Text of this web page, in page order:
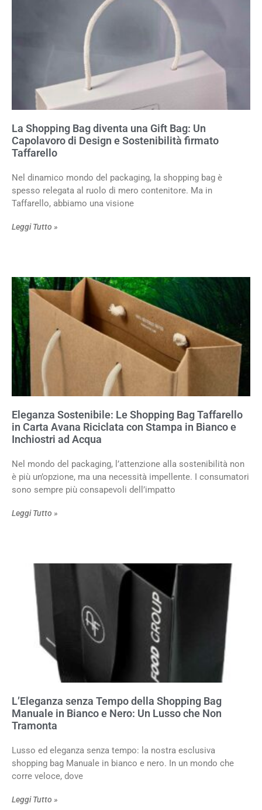
La Shopping Bag diventa una Gift Bag: Un
Capolavoro di Design e Sostenibilità firmato
Taffarello
Nel dinamico mondo del packaging, la shopping bag è
spesso relegata al ruolo di mero contenitore. Ma in
Taffarello, abbiamo una visione
Leggi Tutto »
Eleganza Sostenibile: Le Shopping Bag Taffarello
in Carta Avana Riciclata con Stampa in Bianco e
Inchiostri ad Acqua
Nel mondo del packaging, l’attenzione alla sostenibilità non
è più un’opzione, ma una necessità impellente. I consumatori
sono sempre più consapevoli dell’impatto
Leggi Tutto »
L’Eleganza senza Tempo della Shopping Bag
Manuale in Bianco e Nero: Un Lusso che Non
Tramonta
Lusso ed eleganza senza tempo: la nostra esclusiva
shopping bag Manuale in bianco e nero. In un mondo che
corre veloce, dove
Leggi Tutto »